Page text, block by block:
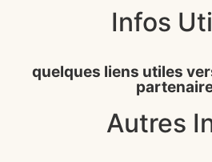
Infos
quelques liens utiles
Autres